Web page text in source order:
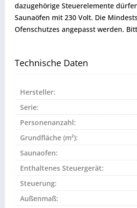
dazugehörige Steuerelemente
Saunaöfen mit 230 Volt. Die
Ofenschutzes angepasst werden.
Technische Daten
Hersteller:
Serie:
Personenanzahl:
Grundfläche (m²):
Saunaofen:
Enthaltenes Steuergerät:
Steuerung:
Außenmaß: